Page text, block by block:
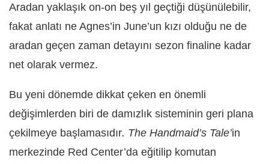
Aradan yaklaşık on-on beş yıl geçtiği düşünülebilir,
fakat anlatı ne Agnes’in June’un kızı olduğu ne de
aradan geçen zaman detayını sezon finaline kadar
net olarak vermez.
Bu yeni dönemde dikkat çeken en önemli
değişimlerden biri de damızlık sisteminin geri plana
çekilmeye başlamasıdır. The Handmaid’s Tale’in
merkezinde Red Center’da eğitilip komutan